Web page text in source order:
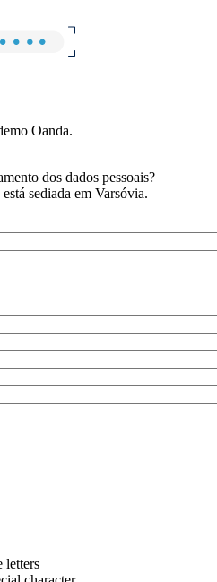
Oanda.
dos dados pessoais?
sediada em Varsóvia.
letters